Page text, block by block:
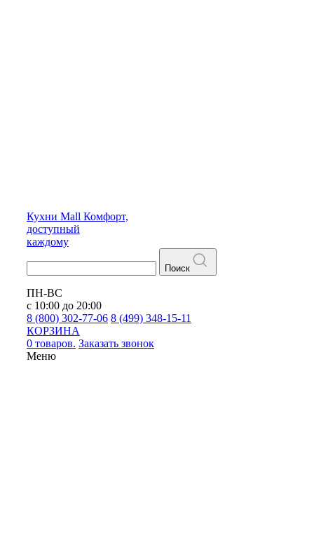
Кухни Mall Комфорт,
доступный
каждому
Поиск
ПН-ВС
с 10:00 до 20:00
8 (800) 302-77-06 8 (499) 348-15-11
КОРЗИНА
0 товаров. Заказать звонок
Меню